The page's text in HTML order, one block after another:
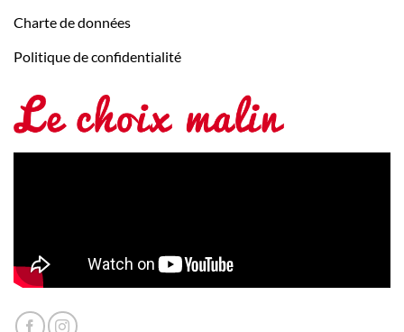
Charte de données
Politique de confidentialité